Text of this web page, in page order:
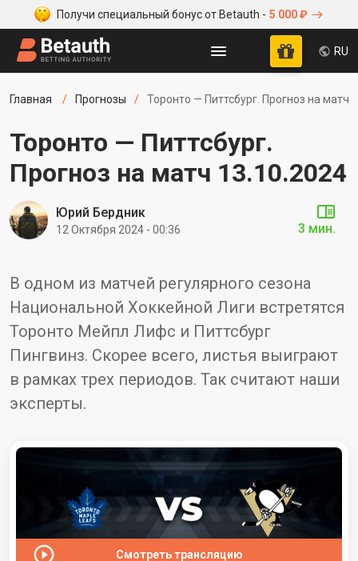
Получи специальный бонус от Betauth - 5 000 ₽
RU
Главная Прогнозы Торонто — Питтсбург. Прогноз на матч
Торонто — Питтсбург.
Прогноз на матч 13.10.2024
В одном из матчей регулярного сезона
Национальной Хоккейной Лиги встретятся
Торонто Мейпл Лифс и Питтсбург
Пингвинз. Скорее всего, листья выиграют
в рамках трех периодов. Так считают наши
эксперты.
Юрий Бердник
12 Октября 2024 - 00:36 3 мин.
Смотреть трансляцию